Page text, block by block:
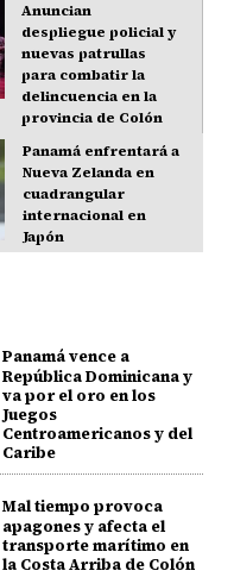
Anuncian
despliegue policial y
nuevas patrullas
para combatir la
delincuencia en la
provincia de Colón
Panamá enfrentará a
Nueva Zelanda en
cuadrangular
internacional en
Japón
Panamá vence a
República Dominicana y
va por el oro en los
Juegos
Centroamericanos y del
Caribe
Mal tiempo provoca
apagones y afecta el
transporte marítimo en
la Costa Arriba de Colón